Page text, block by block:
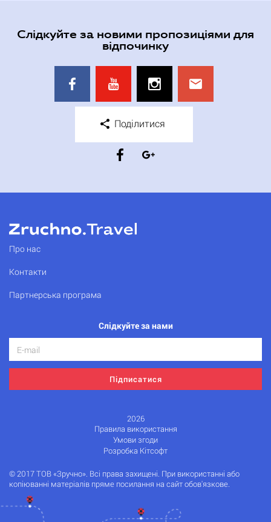
Слідкуйте за новими пропозиціями для
відпочинку
Поділитися
Про нас
Контакти
Партнерська програма
Слідкуйте за нами
Підписатися
2026
Правила використання
Умови згоди
Розробка Кітсофт
© 2017 ТОВ «Зручно». Всі права захищені. При використанні або
копіюванні матеріалів пряме посилання на сайт обов'язкове.